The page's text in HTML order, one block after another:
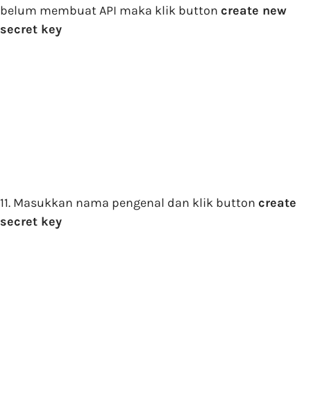
belum membuat API maka klik button create new
secret key
11. Masukkan nama pengenal dan klik button create
secret key